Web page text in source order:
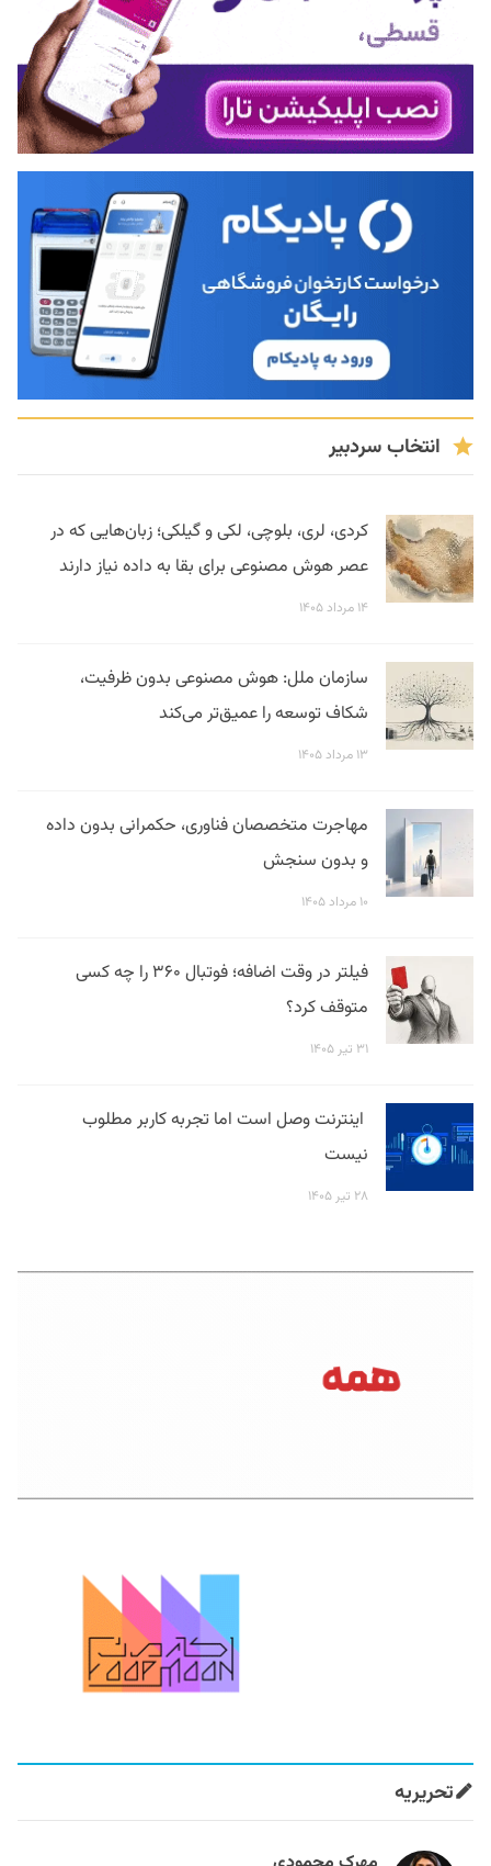
انتخاب سردبیر
کردی، لری، بلوچی، لکی و گیلکی؛ زبان‌هایی که در
عصر هوش مصنوعی برای بقا به داده نیاز دارند
۱۴ مرداد ۱۴۰۵
سازمان ملل: هوش مصنوعی بدون ظرفیت،
شکاف توسعه را عمیق‌تر می‌کند
۱۳ مرداد ۱۴۰۵
مهاجرت متخصصان فناوری، حکمرانی بدون داده
و بدون سنجش
۱۰ مرداد ۱۴۰۵
فیلتر در وقت اضافه؛ فوتبال ۳۶۰ را چه کسی
متوقف کرد؟
۳۱ تیر ۱۴۰۵
اینترنت وصل است اما تجربه کاربر مطلوب
نیست
۲۸ تیر ۱۴۰۵
تحریریه